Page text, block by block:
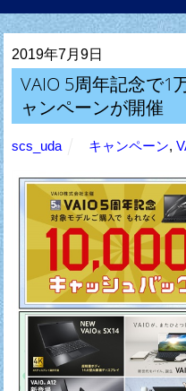
2019年7月9日
VAIO 5周年記念で1
ャンペーンが開催
scs_uda キャンペーン,